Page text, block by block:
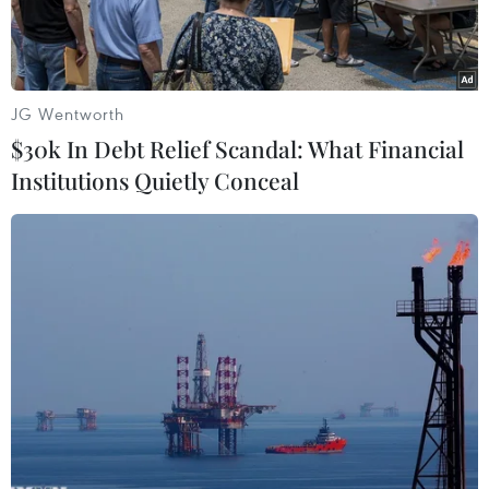
Người dân đeo khẩu trang phòng dịch COVID-19 tại Moskva,
Nga. (Ảnh: AFP/TTXVN)
Ngày 24/7, Cơ quan điều phối Liên bang về
ngăn ngừa lây nhiễm mới cho hay số ca nhiễm
JG Wentworth
$30k In Debt Relief Scandal: What Financial
Institutions Quietly Conceal